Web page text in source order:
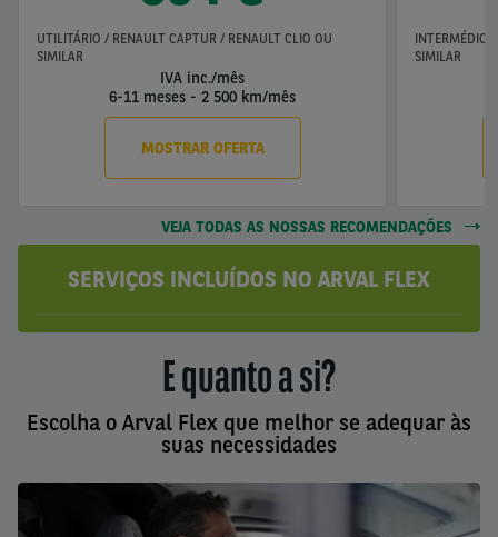
UTILITÁRIO / RENAULT CAPTUR / RENAULT CLIO OU
SIMILAR
IVA inc./mês
6-11 meses - 2 500 km/mês
MOSTRAR OFERTA
INTERMÉDIO
SIMILAR
VEJA TODAS AS NOSSAS RECOMENDAÇÕES
SERVIÇOS INCLUÍDOS NO ARVAL FLEX
E quanto a si?
Escolha o Arval Flex que melhor se adequar às
suas necessidades